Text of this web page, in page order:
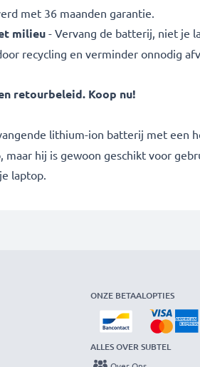
met 36 maanden garantie.
milieu- Vervang de batterij, niet je
recycling en verminder onnodig
retourbeleid. Koop nu!
lithium-ion batterij met een
maar hij is gewoon geschikt voor
laptop.
ONZE BETAALOPTIES
ALLES OVER SUBTEL